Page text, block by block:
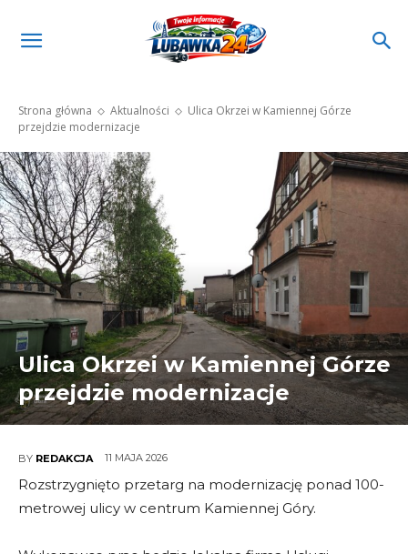
Strona główna Aktualności
Ulica Okrzei w Kamiennej Górze
przejdzie modernizacje
Ulica Okrzei w Kamiennej Górze
przejdzie modernizacje
BY REDAKCJA 11 MAJA 2026
Rozstrzygnięto przetarg na modernizację ponad 100-
metrowej ulicy w centrum Kamiennej Góry.